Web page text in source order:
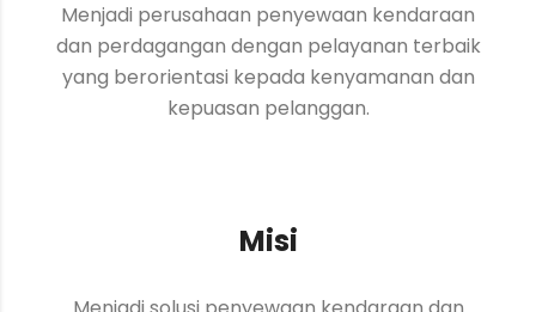
Menjadi perusahaan penyewaan kendaraan
dan perdagangan dengan pelayanan terbaik
yang berorientasi kepada kenyamanan dan
kepuasan pelanggan.
Misi